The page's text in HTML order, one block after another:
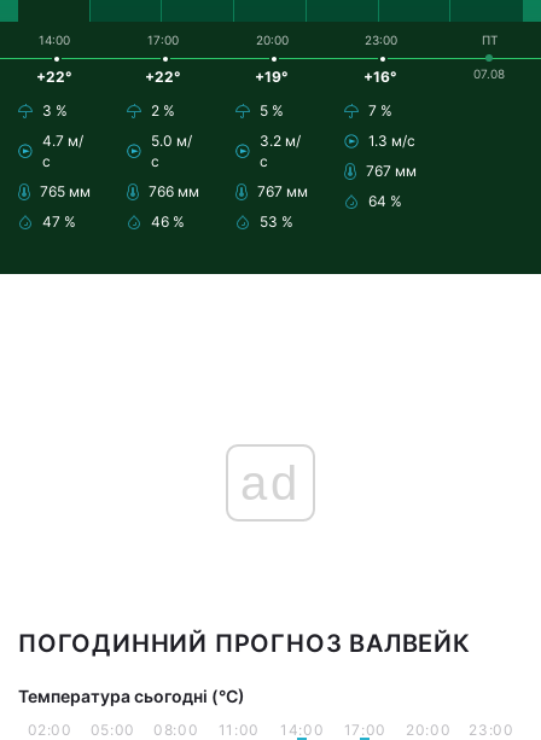
14:00
+22°
3 %
4.7 м/
с
765 мм
47 %
17:00
+22°
2 %
5.0 м/
с
766 мм
46 %
20:00
+19°
5 %
3.2 м/
с
767 мм
53 %
23:00
+16°
7 %
1.3 м/с
767 мм
64 %
ПТ
07.08
ad
ПОГОДИННИЙ ПРОГНОЗ ВАЛВЕЙК
Температура сьогодні (°С)
02:00 05:00 08:00 11:00 14:00 17:00 20:00 23:00